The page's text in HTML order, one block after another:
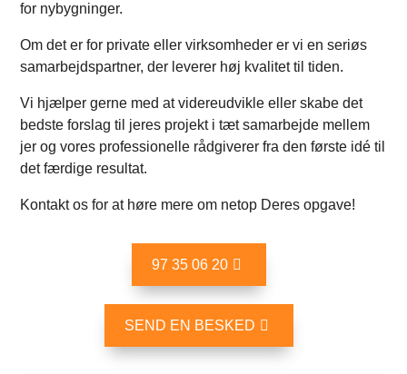
for nybygninger.
Om det er for private eller virksomheder er vi en seriøs
samarbejdspartner, der leverer høj kvalitet til tiden.
Vi hjælper gerne med at videreudvikle eller skabe det
bedste forslag til jeres projekt i tæt samarbejde mellem
jer og vores professionelle rådgiverer fra den første idé til
det færdige resultat.
Kontakt os for at høre mere om netop Deres opgave!
97 35 06 20
SEND EN BESKED